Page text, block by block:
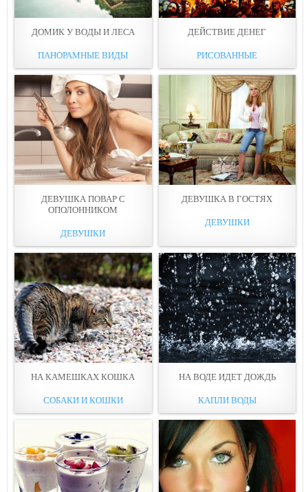
ДОМИК У ВOДЫ И ЛЕСА
ПАНОРАМНЫЕ ВИДЫ
ДЕЙСТВИЕ ДЕНЕГ
РИСОВАННЫЕ
ДЕВУШКА ПОВАР С
OПОЛОННИКОМ
ДЕВУШКИ
ДЕВУШКА В ГОСТЯX
ДЕВУШКИ
НА КАМEШКАХ КОШКА
СОБАКИ И КОШКИ
НА ВОДЕ ИДEТ ДОЖДЬ
КАПЛИ ВОДЫ